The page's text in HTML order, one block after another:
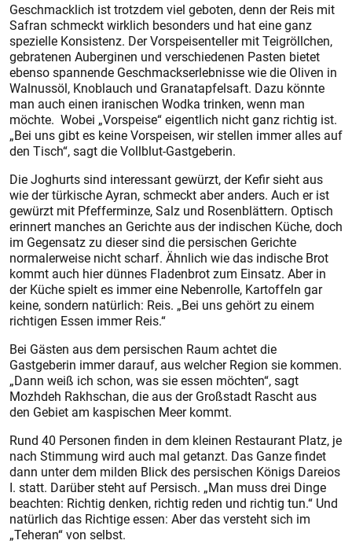
Geschmacklich ist trotzdem viel geboten, denn der Reis mit
Safran schmeckt wirklich besonders und hat eine ganz
spezielle Konsistenz. Der Vorspeisenteller mit Teigröllchen,
gebratenen Auberginen und verschiedenen Pasten bietet
ebenso spannende Geschmackserlebnisse wie die Oliven in
Walnussöl, Knoblauch und Granatapfelsaft. Dazu könnte
man auch einen iranischen Wodka trinken, wenn man
möchte. Wobei „Vorspeise“ eigentlich nicht ganz richtig ist.
„Bei uns gibt es keine Vorspeisen, wir stellen immer alles auf
den Tisch“, sagt die Vollblut-Gastgeberin.
Die Joghurts sind interessant gewürzt, der Kefir sieht aus
wie der türkische Ayran, schmeckt aber anders. Auch er ist
gewürzt mit Pfefferminze, Salz und Rosenblättern. Optisch
erinnert manches an Gerichte aus der indischen Küche, doch
im Gegensatz zu dieser sind die persischen Gerichte
normalerweise nicht scharf. Ähnlich wie das indische Brot
kommt auch hier dünnes Fladenbrot zum Einsatz. Aber in
der Küche spielt es immer eine Nebenrolle, Kartoffeln gar
keine, sondern natürlich: Reis. „Bei uns gehört zu einem
richtigen Essen immer Reis.“
Bei Gästen aus dem persischen Raum achtet die
Gastgeberin immer darauf, aus welcher Region sie kommen.
„Dann weiß ich schon, was sie essen möchten“, sagt
Mozhdeh Rakhschan, die aus der Großstadt Rascht aus
den Gebiet am kaspischen Meer kommt.
Rund 40 Personen finden in dem kleinen Restaurant Platz, je
nach Stimmung wird auch mal getanzt. Das Ganze findet
dann unter dem milden Blick des persischen Königs Dareios
I. statt. Darüber steht auf Persisch. „Man muss drei Dinge
beachten: Richtig denken, richtig reden und richtig tun.“ Und
natürlich das Richtige essen: Aber das versteht sich im
„Teheran“ von selbst.